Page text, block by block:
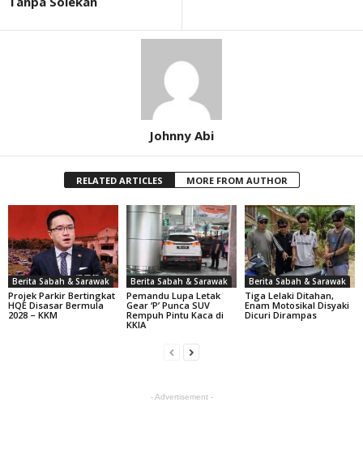
Johnny Abi
RELATED ARTICLES MORE FROM AUTHOR
Berita Sabah & Sarawak
Projek Parkir Bertingkat
HQE Disasar Bermula
2028 – KKM
Berita Sabah & Sarawak
Pemandu Lupa Letak
Gear ‘P’ Punca SUV
Rempuh Pintu Kaca di
KKIA
Berita Sabah & Sarawak
Tiga Lelaki Ditahan,
Enam Motosikal Disyaki
Dicuri Dirampas
- Advertisement -